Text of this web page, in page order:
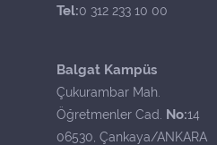
Tel:0 312 233 10 00
Balgat Kampüs
Çukurambar Mah.
Öğretmenler Cad. No:14
06530, Çankaya/ANKARA